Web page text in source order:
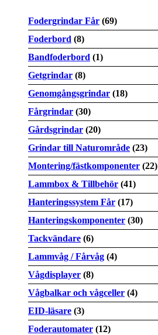
Fodergrindar Får (69)
Foderbord (8)
Bandfoderbord (1)
Getgrindar (8)
Genomgångsgrindar (18)
Fårgrindar (30)
Gårdsgrindar (20)
Grindar till Naturområde (23)
Montering/fästkomponenter (22)
Lammbox & Tillbehör (41)
Hanteringssystem Får (17)
Hanteringskomponenter (30)
Tackvändare (6)
Lammvåg / Fårvåg (4)
Vågdisplayer (8)
Vågbalkar och vågceller (4)
EID-läsare (3)
Foderautomater (12)